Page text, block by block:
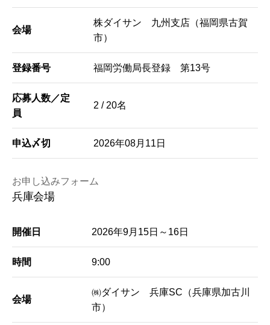
会場
株ダイサン 九州支店（福岡県古賀
市）
登録番号 福岡労働局長登録 第13号
応募人数／定
員
2 / 20名
申込〆切 2026年08月11日
お申し込みフォーム
兵庫会場
開催日 2026年9月15日～16日
時間 9:00
会場
㈱ダイサン 兵庫SC（兵庫県加古川
市）